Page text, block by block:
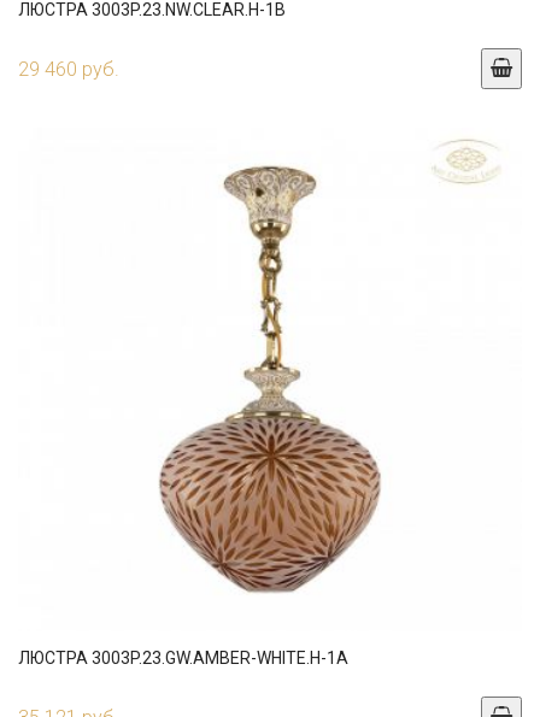
ЛЮСТРА 3003P.23.NW.CLEAR.H-1B
29 460 руб.
ЛЮСТРА 3003P.23.GW.AMBER-WHITE.H-1A